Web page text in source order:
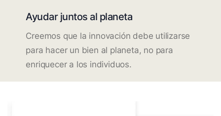
Ayudar juntos al planeta
Creemos que la innovación debe utilizarse
para hacer un bien al planeta, no para
enriquecer a los individuos.